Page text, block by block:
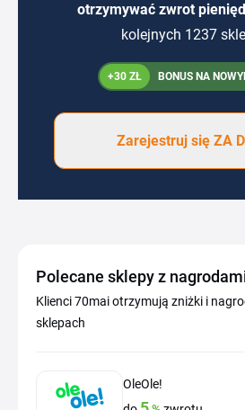
otrzymywać zwrot
kolejnych 1237
+30 ZŁ BONUS NA
Zarejestruj się ZA
Polecane sklepy z
Klienci 70mai otrzymują zniżki i
sklepach
OleOle!